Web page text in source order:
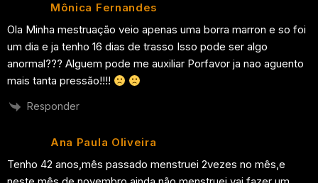
Mônica Fernandes
Ola Minha mestruação veio apenas uma borra marron e so foi
um dia e ja tenho 16 dias de trasso Isso pode ser algo
anormal??? Alguem pode me auxiliar Porfavor ja nao aguento
mais tanta pressão!!!!
Responder
Ana Paula Oliveira
Tenho 42 anos,mês passado menstruei 2vezes no mês,e